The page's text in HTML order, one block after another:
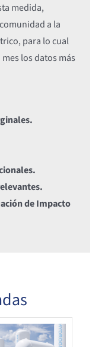
medida,
a la
para lo cual
los datos más
de Impacto